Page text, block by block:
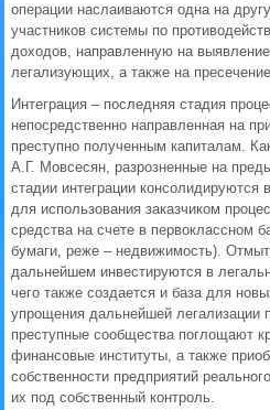
операции наслаиваются одна на
участников системы по
доходов, направленную на
легализующих, а также на
Интеграция – последняя стадия
непосредственно направленная на
преступно полученным капиталам.
А.Г. Мовсесян, разрозненные на
стадии интеграции
для использования заказчиком
средства на счете в первоклассном
бумаги, реже – недвижимость).
дальнейшем инвестируются в
чего также создается и база для
упрощения дальнейшей легализации
преступные сообщества поглощают
финансовые институты, а также
собственности предприятий
их под собственный контроль.